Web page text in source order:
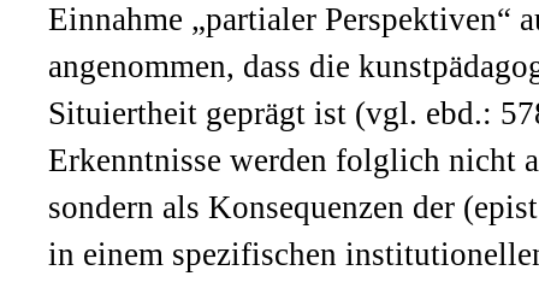
Einnahme „partialer Perspektiven“
angenommen, dass die
Situiertheit geprägt ist (vgl. ebd.:
Erkenntnisse werden folglich nicht
sondern als Konsequenzen der
in einem spezifischen